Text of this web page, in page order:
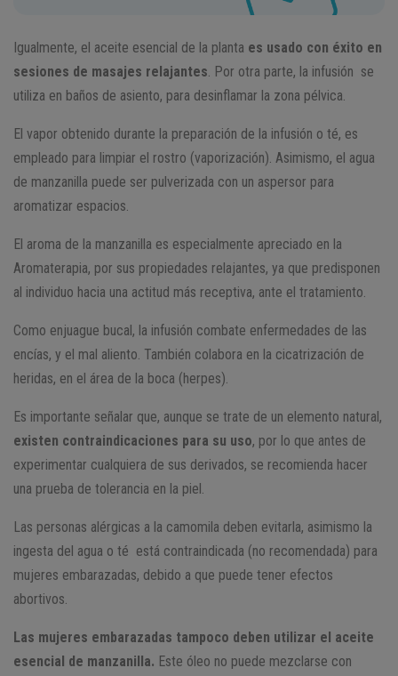
Igualmente, el aceite esencial de la planta es usado con éxito en
sesiones de masajes relajantes. Por otra parte, la infusión se
utiliza en baños de asiento, para desinflamar la zona pélvica.
El vapor obtenido durante la preparación de la infusión o té, es
empleado para limpiar el rostro (vaporización). Asimismo, el agua
de manzanilla puede ser pulverizada con un aspersor para
aromatizar espacios.
El aroma de la manzanilla es especialmente apreciado en la
Aromaterapia, por sus propiedades relajantes, ya que predisponen
al individuo hacia una actitud más receptiva, ante el tratamiento.
Como enjuague bucal, la infusión combate enfermedades de las
encías, y el mal aliento. También colabora en la cicatrización de
heridas, en el área de la boca (herpes).
Es importante señalar que, aunque se trate de un elemento natural,
existen contraindicaciones para su uso, por lo que antes de
experimentar cualquiera de sus derivados, se recomienda hacer
una prueba de tolerancia en la piel.
Las personas alérgicas a la camomila deben evitarla, asimismo la
ingesta del agua o té está contraindicada (no recomendada) para
mujeres embarazadas, debido a que puede tener efectos
abortivos.
Las mujeres embarazadas tampoco deben utilizar el aceite
esencial de manzanilla. Este óleo no puede mezclarse con